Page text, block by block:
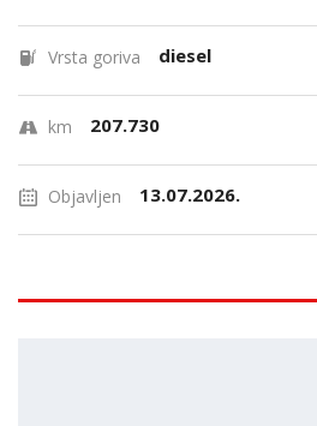
Vrsta goriva diesel
km 207.730
Objavljen 13.07.2026.